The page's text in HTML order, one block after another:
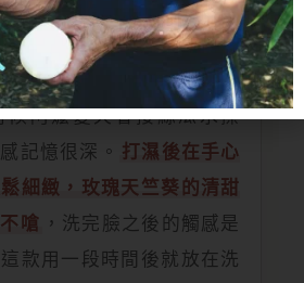
不緊繃
是衝著「絲瓜水入皂」這
候阿嬤夏天會接絲瓜水擦
記憶很深。 打濕後在手心
細緻，玫瑰天竺葵的清甜
嗆 ，洗完臉之後的觸感是
款用一段時間後就放在洗